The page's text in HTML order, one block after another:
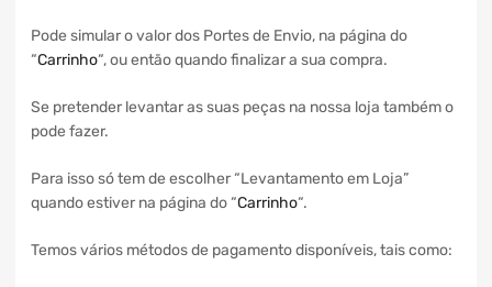
Pode simular o valor dos Portes de Envio, na página do
“Carrinho“, ou então quando finalizar a sua compra.
Se pretender levantar as suas peças na nossa loja também o
pode fazer.
Para isso só tem de escolher “Levantamento em Loja”
quando estiver na página do “Carrinho“.
Temos vários métodos de pagamento disponíveis, tais como: